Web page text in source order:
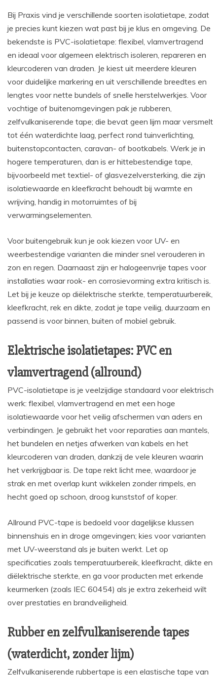
Bij Praxis vind je verschillende soorten isolatietape, zodat
je precies kunt kiezen wat past bij je klus en omgeving. De
bekendste is PVC-isolatietape: flexibel, vlamvertragend
en ideaal voor algemeen elektrisch isoleren, repareren en
kleurcoderen van draden. Je kiest uit meerdere kleuren
voor duidelijke markering en uit verschillende breedtes en
lengtes voor nette bundels of snelle herstelwerkjes. Voor
vochtige of buitenomgevingen pak je rubberen,
zelfvulkaniserende tape; die bevat geen lijm maar versmelt
tot één waterdichte laag, perfect rond tuinverlichting,
buitenstopcontacten, caravan- of bootkabels. Werk je in
hogere temperaturen, dan is er hittebestendige tape,
bijvoorbeeld met textiel- of glasvezelversterking, die zijn
isolatiewaarde en kleefkracht behoudt bij warmte en
wrijving, handig in motorruimtes of bij
verwarmingselementen.
Voor buitengebruik kun je ook kiezen voor UV- en
weerbestendige varianten die minder snel verouderen in
zon en regen. Daarnaast zijn er halogeenvrije tapes voor
installaties waar rook- en corrosievorming extra kritisch is.
Let bij je keuze op diëlektrische sterkte, temperatuurbereik,
kleefkracht, rek en dikte, zodat je tape veilig, duurzaam en
passend is voor binnen, buiten of mobiel gebruik.
Elektrische isolatietapes: PVC en
vlamvertragend (allround)
PVC-isolatietape is je veelzijdige standaard voor elektrisch
werk: flexibel, vlamvertragend en met een hoge
isolatiewaarde voor het veilig afschermen van aders en
verbindingen. Je gebruikt het voor reparaties aan mantels,
het bundelen en netjes afwerken van kabels en het
kleurcoderen van draden, dankzij de vele kleuren waarin
het verkrijgbaar is. De tape rekt licht mee, waardoor je
strak en met overlap kunt wikkelen zonder rimpels, en
hecht goed op schoon, droog kunststof of koper.
Allround PVC-tape is bedoeld voor dagelijkse klussen
binnenshuis en in droge omgevingen; kies voor varianten
met UV-weerstand als je buiten werkt. Let op
specificaties zoals temperatuurbereik, kleefkracht, dikte en
diëlektrische sterkte, en ga voor producten met erkende
keurmerken (zoals IEC 60454) als je extra zekerheid wilt
over prestaties en brandveiligheid.
Rubber en zelfvulkaniserende tapes
(waterdicht, zonder lijm)
Zelfvulkaniserende rubbertape is een elastische tape van